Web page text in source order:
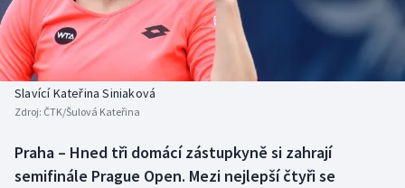
Baseball a softbal
Basketbal
Biatlon
Box
Soutěže
Historické návraty
Aplikace ČT sport
Slavící Kateřina Siniaková
Zdroj: ČTK/Šulová Kateřina
Praha – Hned tři domácí zástupkyně si zahrají
semifinále Prague Open. Mezi nejlepší čtyři se